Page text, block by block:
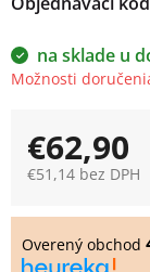
na sklade u
Možnosti
€62,90
€51,14 bez DPH
cena:
Overený obchod